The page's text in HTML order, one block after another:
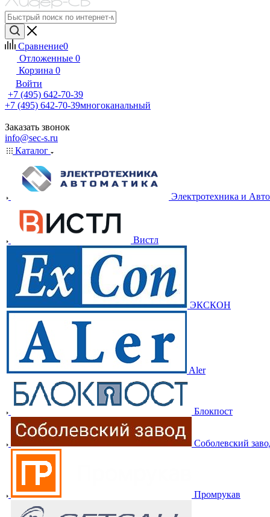
Сравнение0
Отложенные 0
Корзина 0
Войти
+7 (495) 642-70-39
+7 (495) 642-70-39многоканальный
Заказать звонок
info@sec-s.ru
Каталог
Электротехника и
Вистл
ЭКСКОН
Aler
Блокпост
Соболевский
Промрукав